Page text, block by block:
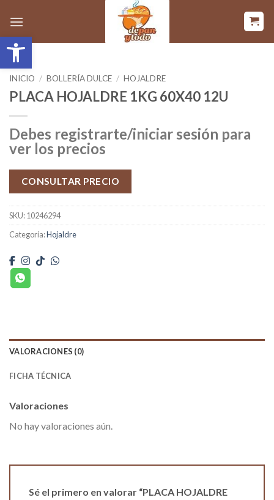
Abrir barra de herramientas
contenido
INICIO / BOLLERÍA DULCE / HOJALDRE
PLACA HOJALDRE 1KG 60X40 12U
Debes registrarte/iniciar sesión para
ver los precios
CONSULTAR PRECIO
SKU:10246294
Categoría:Hojaldre
VALORACIONES (0)
FICHA TÉCNICA
Valoraciones
No hay valoraciones aún.
Sé el primero en valorar “PLACA HOJALDRE